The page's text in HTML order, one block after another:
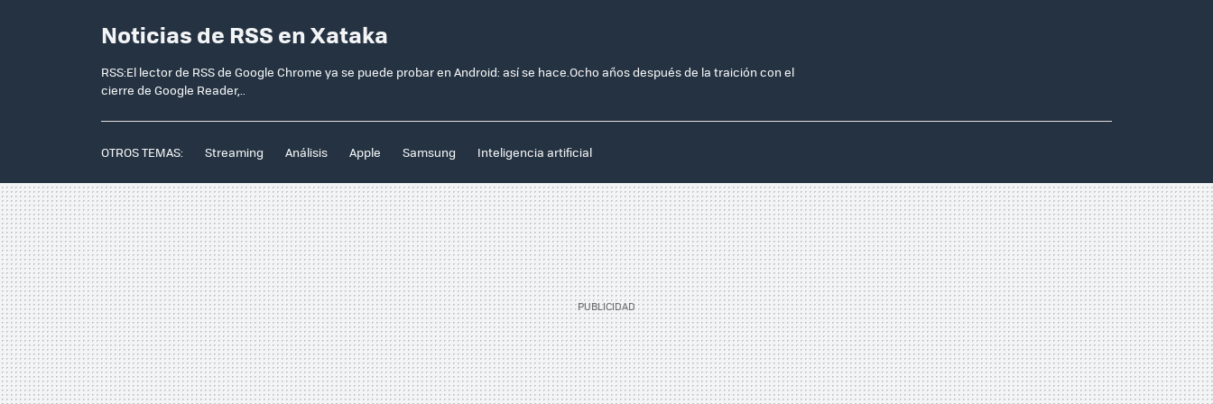
Noticias de RSS en Xataka
RSS:El lector de RSS de Google Chrome ya se puede probar en Android: así se hace.Ocho años después de la traición con el
cierre de Google Reader,..
OTROS TEMAS: Streaming Análisis Apple Samsung Inteligencia artificial